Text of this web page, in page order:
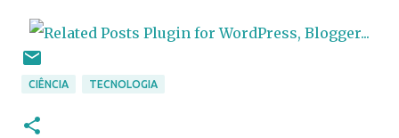
CIÊNCIA TECNOLOGIA